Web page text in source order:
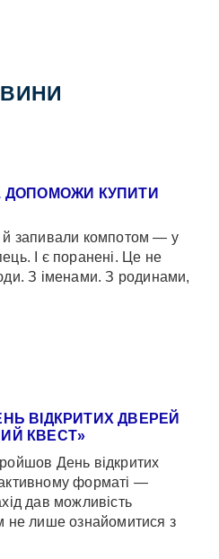
ДОПОМОЖИ КУПИТИ
й запивали компотом — у
І є поранені. Це не
З іменами. З родинами,
ВІДКРИТИХ ДВЕРЕЙ
КВЕСТ»
День відкритих
форматі —
дав можливість
не лише ознайомитися з